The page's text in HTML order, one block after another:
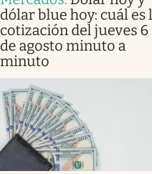
dólar blue hoy: cuál es
cotización del jueves 6
de agosto minuto a
minuto